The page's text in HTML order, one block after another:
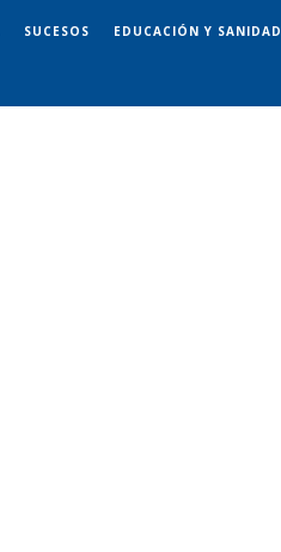
SUCESOS EDUCACIÓN Y SANIDAD